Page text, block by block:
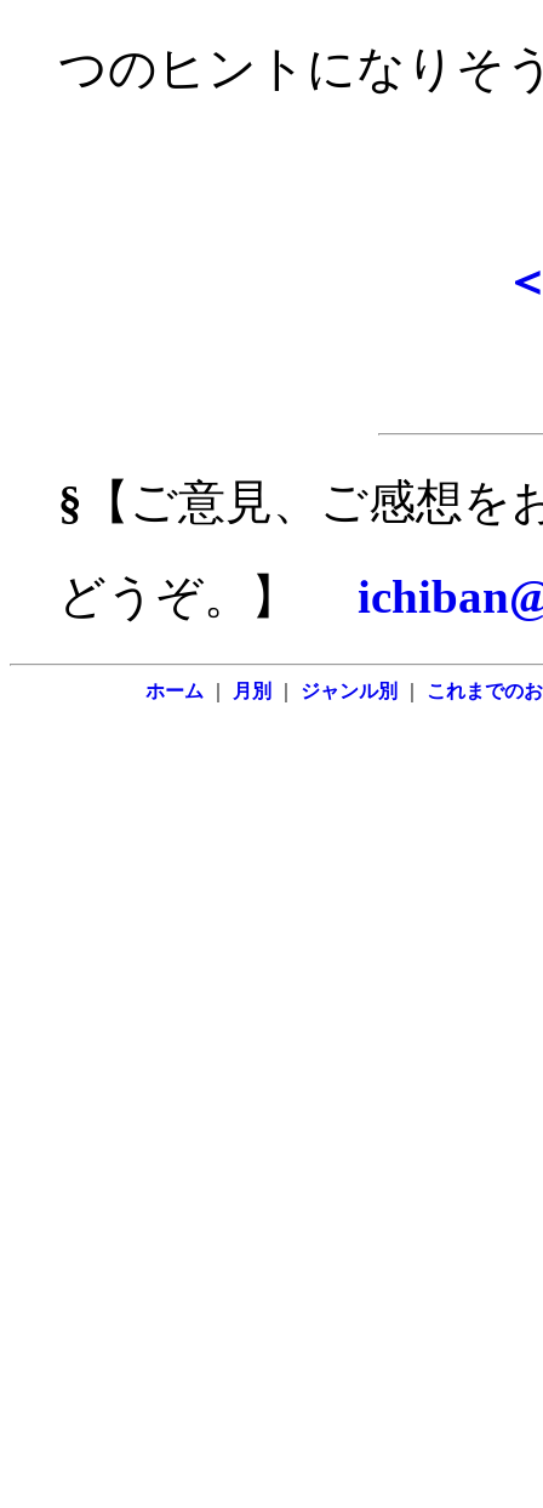
つのヒントになりそ
§ 【ご意見、ご感想
どうぞ。】
ホーム 月別 ジャンル別 これまでの